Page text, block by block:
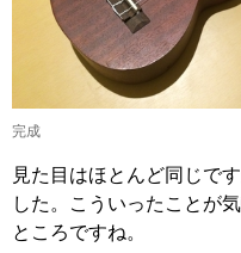
完成
見た目はほとんど同じで
した。こういったことが
ところですね。